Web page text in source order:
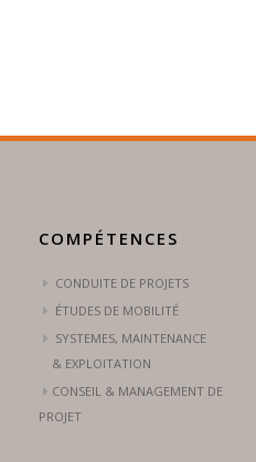
COMPÉTENCES
CONDUITE DE PROJETS
ÉTUDES DE MOBILITÉ
SYSTEMES, MAINTENANCE
& EXPLOITATION
CONSEIL & MANAGEMENT DE
PROJET